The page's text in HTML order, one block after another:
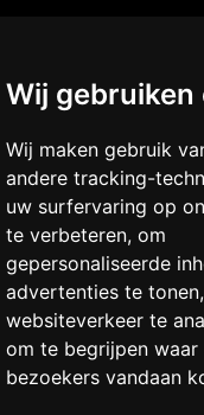
Wij gebruiken
Wij maken gebruik
andere tracking-
uw surfervaring op
te verbeteren, om
gepersonaliseerde
advertenties te
websiteverkeer te
om te begrijpen waar
bezoekers vandaan
331 81 81
facturen@metadecor.nl